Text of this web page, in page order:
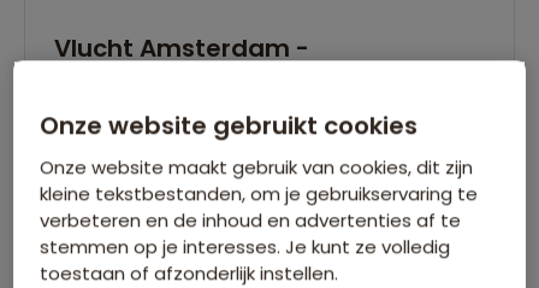
Vlucht Amsterdam -
Vertrek vanaf Schiphol, Amsterdam en
aankomst in Johannesburg, laat in de avond. In
Johannesburg word je opgewacht en naar een
hotel nabij het vliegveld gebracht
Onze website gebruikt cookies
Onze website maakt gebruik van cookies, dit zijn
kleine tekstbestanden, om je gebruikservaring te
verbeteren en de inhoud en advertenties af te
stemmen op je interesses. Je kunt ze volledig
toestaan of afzonderlijk instellen.